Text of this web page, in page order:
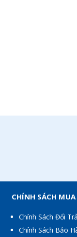
CHÍNH SÁCH
Chính Sách Đổi Trả
Chính Sách Bảo